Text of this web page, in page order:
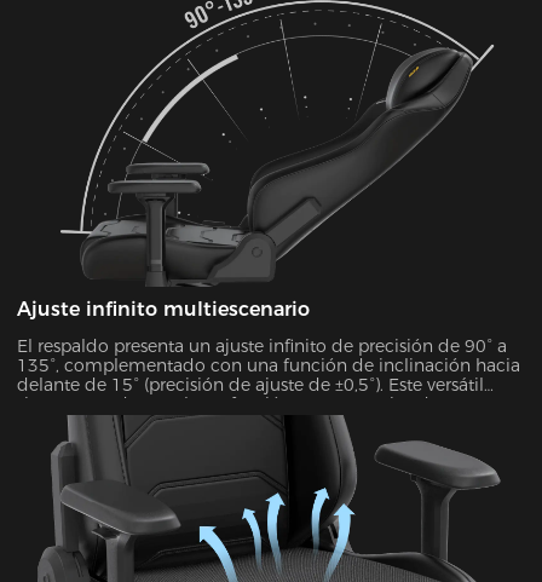
Ajuste infinito multiescenario
El respaldo presenta un ajuste infinito de precisión de 90° a
135°, complementado con una función de inclinación hacia
delante de 15° (precisión de ajuste de ±0,5°). Este versátil
sistema se adapta a la perfección a 7 escenarios de uso
distintos, como el trabajo de oficina, los juegos, el visionado
de películas, etc., garantizando un apoyo óptimo para cada
actividad.